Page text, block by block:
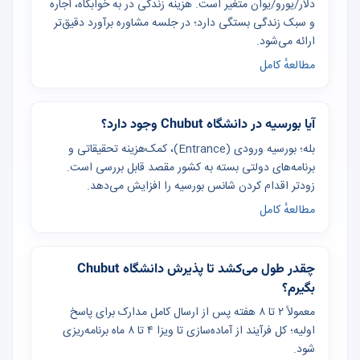
دلار/یورو/یوان متغیر است. هزینه زندگی در به خوابگاه، اجاره
و سبک زندگی بستگی دارد؛ در جلسه مشاوره برآورد دقیق‌تر
ارائه می‌شود.
مطالعهٔ کامل
آیا بورسیه در دانشگاه Chubut وجود دارد؟
بله؛ بورسیه ورودی (Entrance)، کمک‌هزینه تحقیقاتی و
برنامه‌های دولتی بسته به کشور مقصد قابل بررسی است.
زودتر اقدام کردن شانس بورسیه را افزایش می‌دهد.
مطالعهٔ کامل
چقدر طول می‌کشد تا پذیرش دانشگاه Chubut
بگیرم؟
معمولاً ۲ تا ۸ هفته پس از ارسال کامل مدارک برای پاسخ
اولیه؛ کل فرآیند از آماده‌سازی تا ویزا ۴ تا ۸ ماه برنامه‌ریزی
شود.